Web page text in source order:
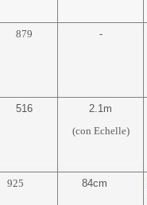
879 -
516
2.1m
(con Echelle)
925 84cm